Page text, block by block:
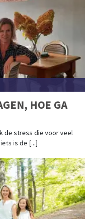
HOE GA
de stress die voor veel
is de [...]